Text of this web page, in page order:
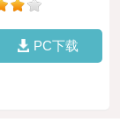
PC下载